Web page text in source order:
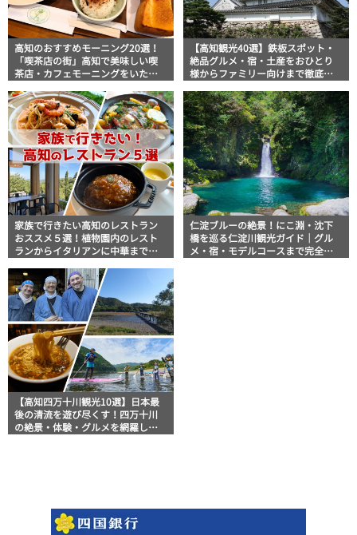
高知のおすすめモーニング20選！
「喫茶店の街」高知で美味しい喫
茶店・カフェモーニングをいただ
【高知観光40選】鉄板スポット・
絶品グルメ・宿・土産をおひとり
様からファミリー向けまで徹底解
家族で行きたい高知のレストラン
おススメ５選！植物園内のレスト
ランからイタリアンに中華まで楽
仁淀ブルーの絶景！にこ淵・沈下
橋を巡る仁淀川観光ガイド｜グル
メ・宿・モデルコースまで完全網
【高知四万十川観光10選】日本最
後の清流を遊び尽くす！四万十川
の絶景・体験・グルメを網羅した